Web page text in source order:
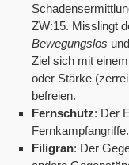
ZW:15. Misslingt
Bewegungslos und
Ziel sich mit
oder Stärke
befreien.
Fernschutz: Der
Fernkampfangriffe.
Filigran: Der